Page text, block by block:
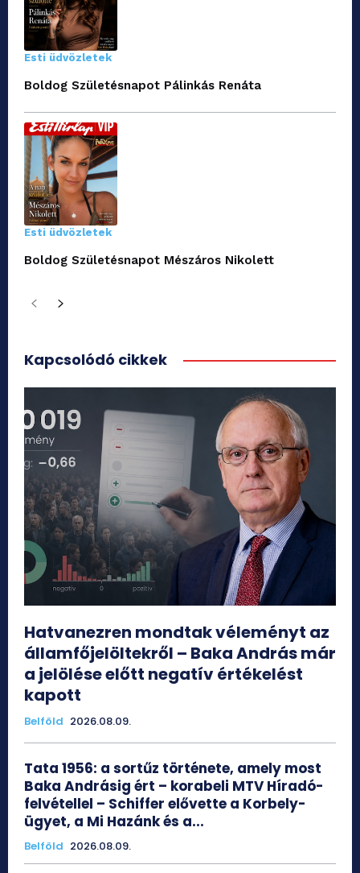
Esti üdvözletek
Boldog Születésnapot Pálinkás Renáta
Esti üdvözletek
Boldog Születésnapot Mészáros Nikolett
Kapcsolódó cikkek
Hatvanezren mondtak véleményt az
államfőjelöltekről – Baka András már
a jelölése előtt negatív értékelést
kapott
Belföld 2026.08.09.
Tata 1956: a sortűz története, amely most
Baka Andrásig ért – korabeli MTV Híradó-
felvétellel – Schiffer elővette a Korbely-
ügyet, a Mi Hazánk és a...
Belföld 2026.08.09.